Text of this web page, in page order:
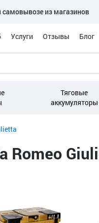
самовывозе из магазинов
Услуги Отзывы Блог
Тяговые
аккумуляторы